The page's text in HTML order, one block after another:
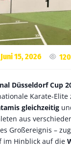
Juni 15, 2026 120
Düsseldorf Cup
Karate-Elite
gleichzeitig
aus
Großereignis –
im Hinblick auf die